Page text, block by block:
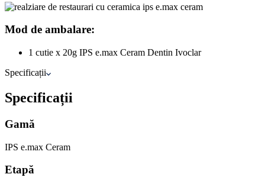
Mod de ambalare:
1 cutie x 20g IPS e.max Ceram Dentin Ivoclar
Specificații
Specificații
Gamă
IPS e.max Ceram
Etapă